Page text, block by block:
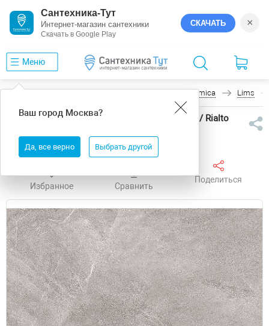
Сантехника-Тут
Интернет-магазин сантехники
Скачать в Google Play
СКАЧАТЬ ×
Меню
Ваш город Москва?
Да, все верно Выбрать другой
Alma Ceramica Lims
Керамическая плитка Alma Ceramica Риалто / Rialto
Избранное Сравнить
Поделиться